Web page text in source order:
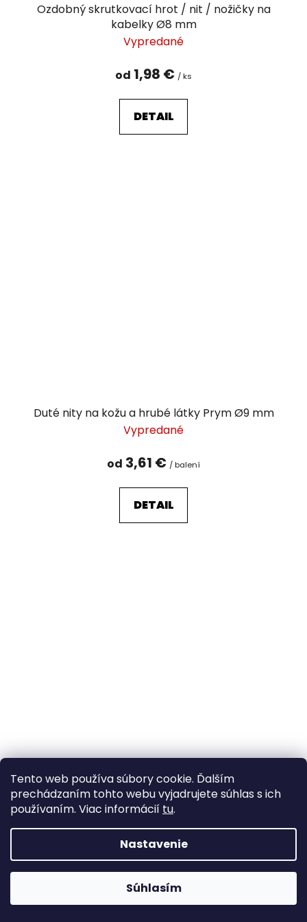
Tento web používa súbory cookie. Ďalším
prechádzaním tohto webu vyjadrujete súhlas s ich
používaním. Viac informácií tu.
Nastavenie
Súhlasím
Ozdobný skrutkovací hrot / nit / nožičky na
kabelky Ø8 mm
Vypredané
od 1,98 € / ks
DETAIL
Duté nity na kožu a hrubé látky Prym Ø9 mm
Vypredané
od 3,61 € / balení
DETAIL
Dvojnôžkový klinec / kovové nožičky na kabelky
Ø10 mm
Skladom(1 balení)
0,35 €
DETAIL